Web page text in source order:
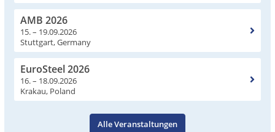
AMB 2026
15. – 19.09.2026
Stuttgart, Germany
EuroSteel 2026
16. – 18.09.2026
Krakau, Poland
Alle Veranstaltungen